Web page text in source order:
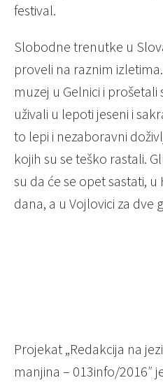
festival.
Slobodne trenutke u
proveli na raznim
muzej u Gelnici i prošetali
uživali u lepoti jeseni i
to lepi i nezaboravni
kojih su se teško rastali.
su da će se opet sastati,
dana, a u Vojlovici za dve
Projekat „Redakcija na
manjina – 013info/2016″